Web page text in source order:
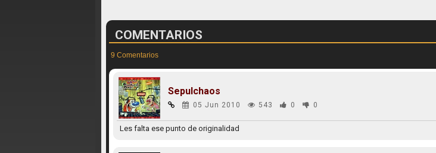
COMENTARIOS
9 Comentarios
Sepulchaos
05 Jun 2010 543 0 0
Les falta ese punto de originalidad